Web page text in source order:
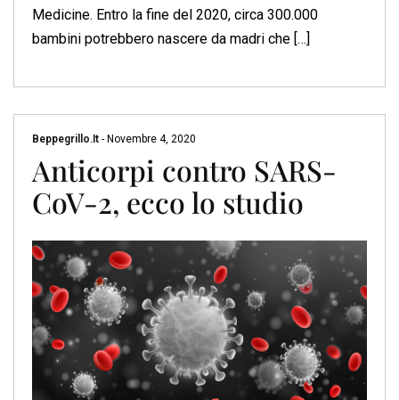
Medicine. Entro la fine del 2020, circa 300.000
bambini potrebbero nascere da madri che […]
Beppegrillo.it - Novembre 4, 2020
Anticorpi contro SARS-
CoV-2, ecco lo studio